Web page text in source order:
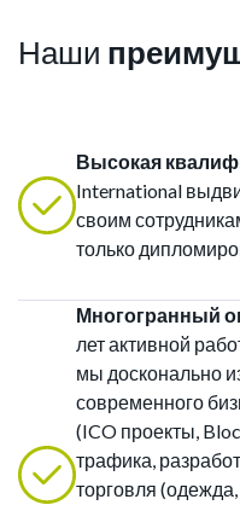
Наши
Высокая
International
своим
только
Многогранный
лет активной
мы досконально
современного
(ICO проекты,
трафика,
торговля